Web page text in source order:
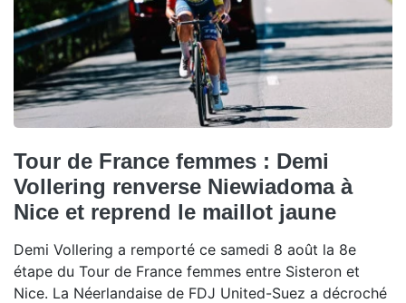
Tour de France femmes : Demi
Vollering renverse Niewiadoma à
Nice et reprend le maillot jaune
Demi Vollering a remporté ce samedi 8 août la 8e
étape du Tour de France femmes entre Sisteron et
Nice. La Néerlandaise de FDJ United-Suez a décroché